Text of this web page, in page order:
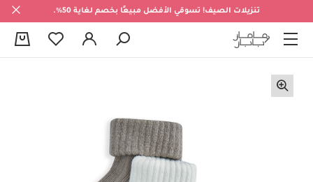
تنزيلات الصيف! تسوقي الأفضل مبيعًا بخصم لغاية 50%.